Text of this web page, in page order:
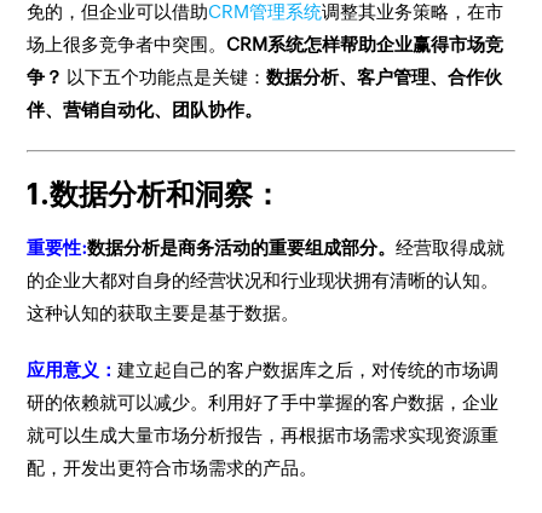
免的，但企业可以借助CRM管理系统调整其业务策略，在市
场上很多竞争者中突围。CRM系统怎样帮助企业赢得市场竞
争？ 以下五个功能点是关键：数据分析、客户管理、合作伙
伴、营销自动化、团队协作。
1.数据分析和洞察：
重要性:数据分析是商务活动的重要组成部分。经营取得成就
的企业大都对自身的经营状况和行业现状拥有清晰的认知。
这种认知的获取主要是基于数据。
应用意义：建立起自己的客户数据库之后，对传统的市场调
研的依赖就可以减少。利用好了手中掌握的客户数据，企业
就可以生成大量市场分析报告，再根据市场需求实现资源重
配，开发出更符合市场需求的产品。